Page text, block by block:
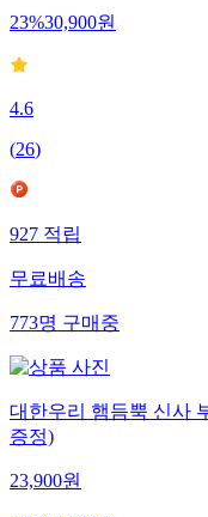
23%30,900원
4.6
(26)
927적립
무료배송
773명구매중
대한우리 햄듬뿍 신사
증정)
23,900원